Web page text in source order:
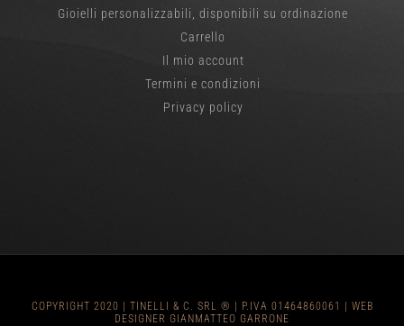
Gioielli personalizzabili, disponibili su ordinazione
Carrello
Il mio account
Termini e condizioni
Privacy policy
COPYRIGHT 2020 | TINELLI & C. SRL ® | P.IVA 01464860061 | WEB
DESIGNER GIANMATTEO GARRONE